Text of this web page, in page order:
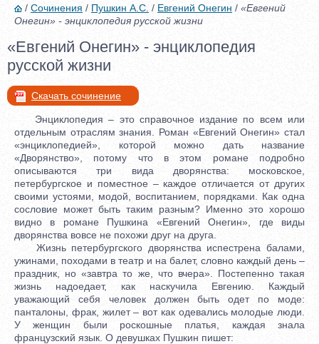
/ Сочинения / Пушкин А.С. / Евгений Онегин / «Евгений
Онегин» - энциклопедия русской жизни
«Евгений Онегин» - энциклопедия
русской жизни
Скачать сочинение
Энциклопедия – это справочное издание по всем или
отдельным отраслям знания. Роман «Евгений Онегин» стал
«энциклопедией», которой можно дать название
«Дворянство», потому что в этом романе подробно
описываются три вида дворянства: московское,
петербургское и поместное – каждое отличается от других
своими устоями, модой, воспитанием, порядками. Как одна
сословие может быть таким разным? Именно это хорошо
видно в романе Пушкина «Евгений Онегин», где виды
дворянства вовсе не похожи друг на друга.
Жизнь петербургского дворянства испестрена балами,
ужинами, походами в театр и на балет, словно каждый день –
праздник, но «завтра то же, что вчера». Постепенно такая
жизнь надоедает, как наскучила Евгению. Каждый
уважающий себя человек должен быть одет по моде:
панталоны, фрак, жилет – вот как одевались молодые люди.
У женщин были роскошные платья, каждая знала
французский язык. О девушках Пушкин пишет: